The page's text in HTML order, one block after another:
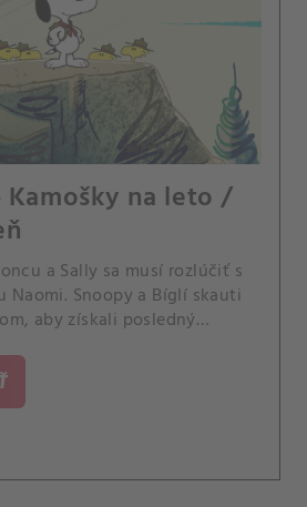
Kamošky na leto /
a Sally sa musí rozlúčiť s
Naomi. Snoopy a Bíglí skauti
aby získali posledný